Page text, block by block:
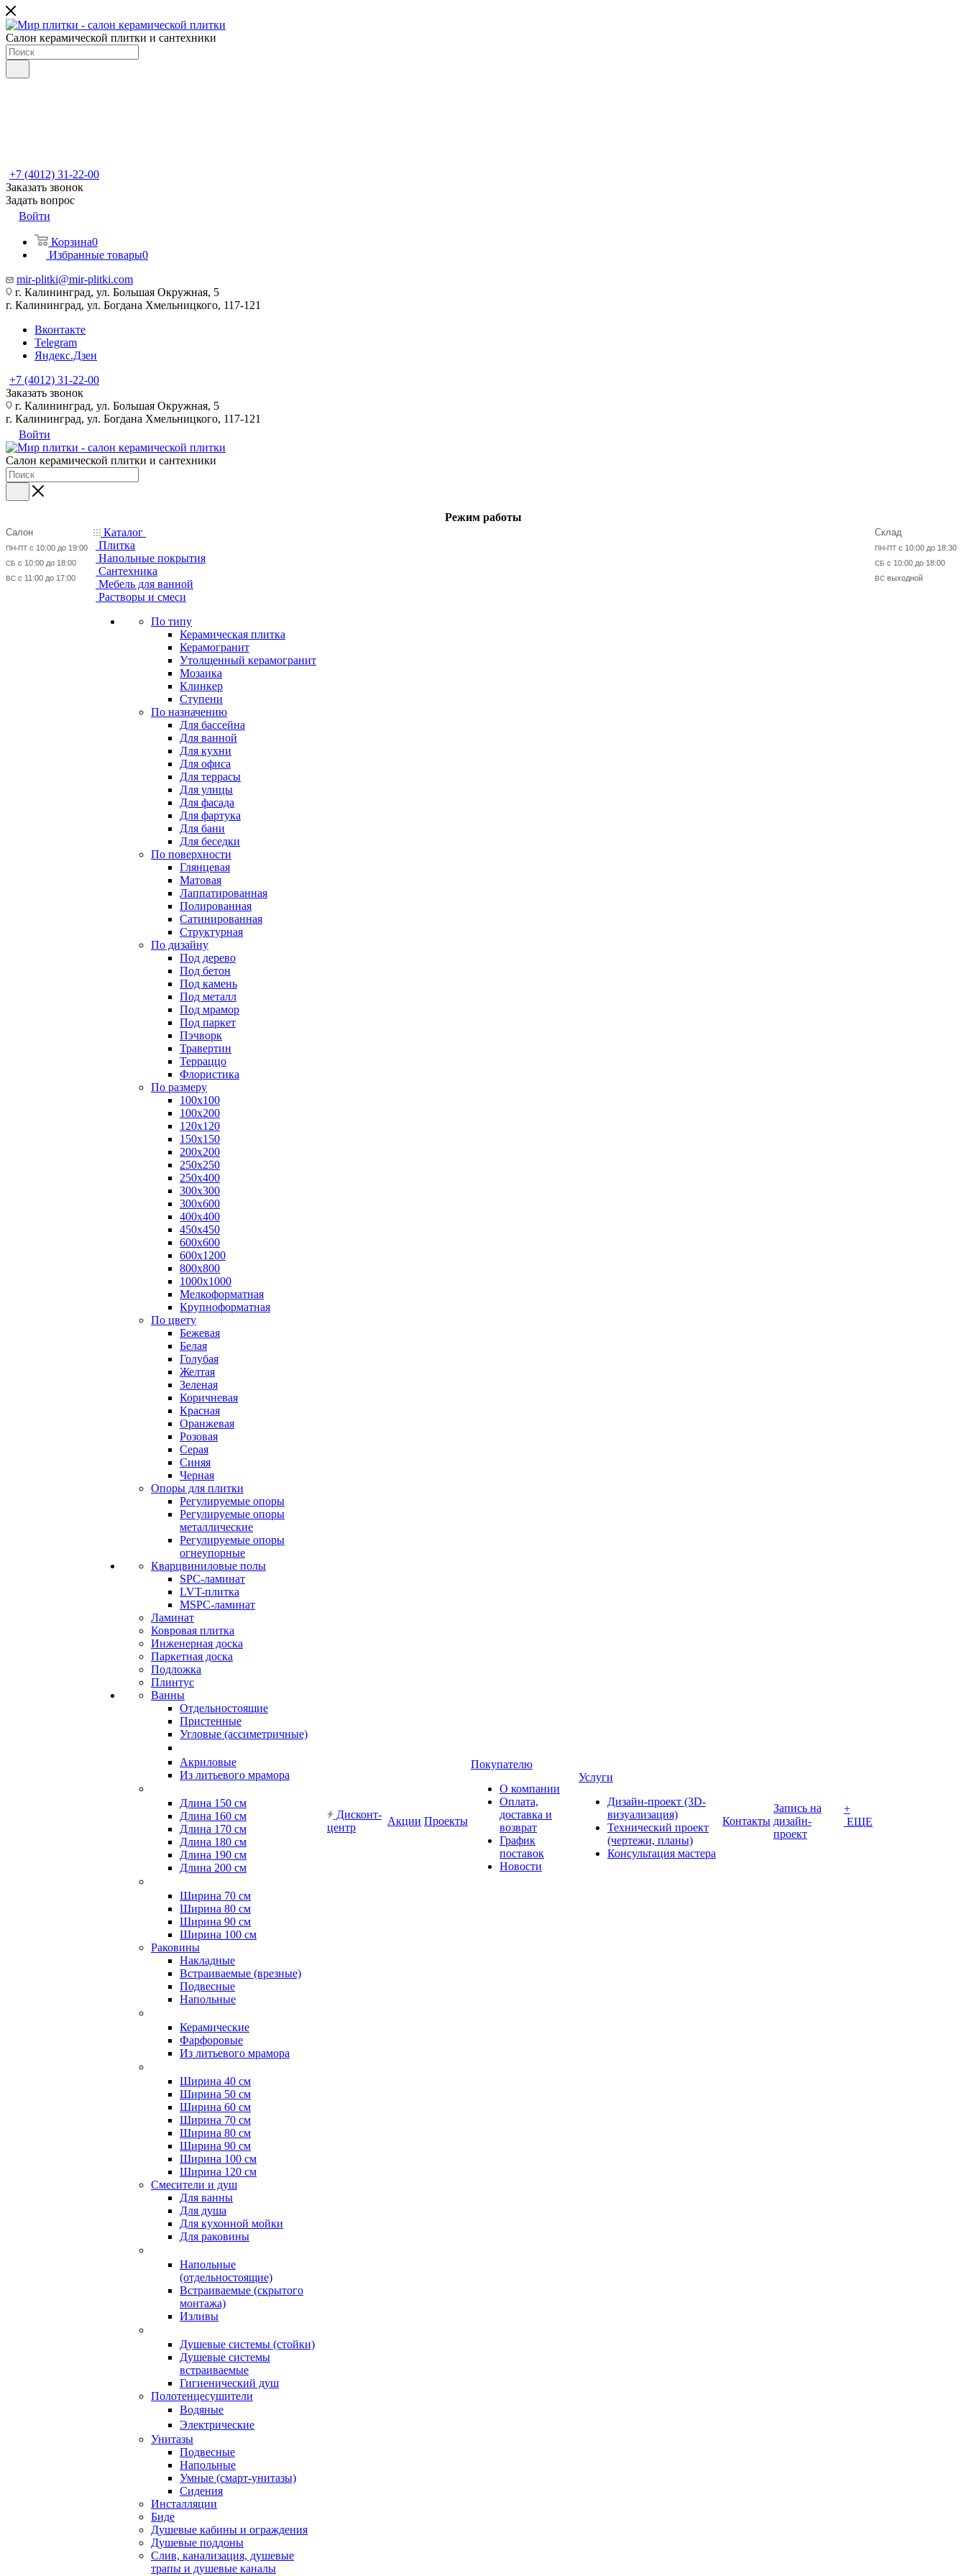
Салон керамической плитки и сантехники
+7 (4012) 31-22-00
Заказать звонок
Задать вопрос
Войти
Корзина0
Избранные товары0
mir-plitki@mir-plitki.com
г. Калининград, ул. Большая Окружная, 5
г. Калининград, ул. Богдана Хмельницкого, 117-121
Вконтакте
Telegram
Яндекс.Дзен
+7 (4012) 31-22-00
Заказать звонок
г. Калининград, ул. Большая Окружная, 5
г. Калининград, ул. Богдана Хмельницкого, 117-121
Войти
Салон керамической плитки и сантехники
Режим работы
Салон
ПН-ПТ с 10:00 до 19:00
СБ с 10:00 до 18:00
ВС с 11:00 до 17:00
Склад
ПН-ПТ с 10:00 до 18:30
СБ с 10:00 до 18:00
ВС выходной
Каталог
Плитка
Напольные покрытия
Сантехника
Мебель для ванной
Растворы и смеси
По типу
Керамическая плитка
Керамогранит
Утолщенный керамогранит
Мозаика
Клинкер
Ступени
По назначению
Для бассейна
Для ванной
Для кухни
Для офиса
Для террасы
Для улицы
Для фасада
Для фартука
Для бани
Для беседки
По поверхности
Глянцевая
Матовая
Лаппатированная
Полированная
Сатинированная
Структурная
По дизайну
Под дерево
Под бетон
Под камень
Под металл
Под мрамор
Под паркет
Пэчворк
Травертин
Терраццо
Флористика
По размеру
100х100
100х200
120х120
150х150
200х200
250х250
250х400
300х300
300х600
400х400
450х450
600х600
600х1200
800х800
1000х1000
Мелкоформатная
Крупноформатная
По цвету
Бежевая
Белая
Голубая
Желтая
Зеленая
Коричневая
Красная
Оранжевая
Розовая
Серая
Синяя
Черная
Опоры для плитки
Регулируемые опоры
Регулируемые опоры
металлические
Регулируемые опоры
огнеупорные
Кварцвиниловые полы
SPC-ламинат
LVT-плитка
MSPC-ламинат
Ламинат
Ковровая плитка
Инженерная доска
Паркетная доска
Подложка
Плинтус
Ванны
Отдельностоящие
Пристенные
Угловые (ассиметричные)
Акриловые
Из литьевого мрамора
Длина 150 см
Длина 160 см
Длина 170 см
Длина 180 см
Длина 190 см
Длина 200 см
Ширина 70 см
Ширина 80 см
Ширина 90 см
Ширина 100 см
Раковины
Накладные
Встраиваемые (врезные)
Подвесные
Напольные
Керамические
Фарфоровые
Из литьевого мрамора
Ширина 40 см
Ширина 50 см
Ширина 60 см
Ширина 70 см
Ширина 80 см
Ширина 90 см
Ширина 100 см
Ширина 120 см
Смесители и душ
Для ванны
Для душа
Для кухонной мойки
Для раковины
Напольные
(отдельностоящие)
Встраиваемые (скрытого
монтажа)
Изливы
Душевые системы (стойки)
Душевые системы
встраиваемые
Гигиенический душ
Полотенцесушители
ㅤВодяные
ㅤЭлектрические
Унитазы
Подвесные
Напольные
Умные (смарт-унитазы)
Сидения
Инсталляции
Биде
Душевые кабины и ограждения
Душевые поддоны
Слив, канализация, душевые
трапы и душевые каналы
Дисконт-
центр
Акции Проекты
Покупателю
О компании
Оплата,
доставка и
возврат
График
поставок
Новости
Услуги
Дизайн-проект (3D-
визуализация)
Технический проект
(чертежи, планы)
Консультация мастера
Контакты
Запись на
дизайн-
проект
+
ЕЩЕ